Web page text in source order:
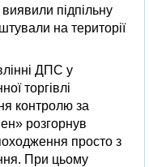
підпільну
на території
ДПС у
торгівлі
контролю за
розгорнув
просто з
При цьому